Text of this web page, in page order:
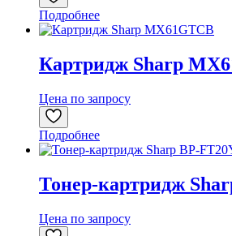
Подробнее
Картридж Sharp
Цена по запросу
Подробнее
Тонер-картридж
Цена по запросу